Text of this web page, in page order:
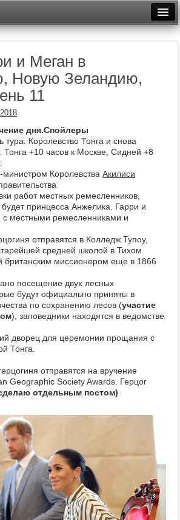
Неделя
Месяц
Архив
Фототоп
Видеотоп
и Меган в
Новую Зеландию,
11
дня.Спойлеры
Королевство Тонга и снова
+10 часов к Москве, Сидней +8
Королевства Акилиси
работ местных ремесленников,
принцесса Анжелика. Гарри и
местными ремесленниками и
отправятся в Колледж Тупоу,
средней школой в Тихом
британским миссионером еще в 1866
посещение двух лесных
будут официально приняты в
по сохранению лесов (участие
), заповедники находятся в ведомстве
дворец для церемонии прощания с
Тонга.
отправятся на вручение
Geographic Society Awards. Герцог
отдельным постом)